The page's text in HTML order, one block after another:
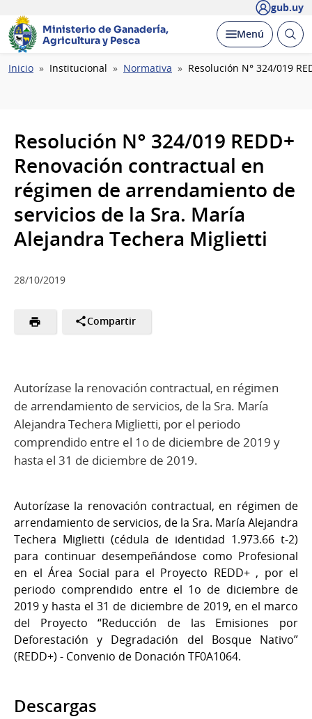
gub.uy
Ministerio de Ganadería,
Agricultura y Pesca
Desplegar
Menú Abrir
Ruta
Inicio Institucional Normativa Resolución N° 324/019
Resolución N° 324/019 REDD+
Renovación contractual en
régimen de arrendamiento de
servicios de la Sra. María
Alejandra Techera Miglietti
28/10/2019
Compartir
Autorízase la renovación contractual, en régimen
de arrendamiento de servicios, de la Sra. María
Alejandra Techera Miglietti, por el periodo
comprendido entre el 1o de diciembre de 2019 y
hasta el 31 de diciembre de 2019.
Autorízase la renovación contractual, en régimen de
arrendamiento de servicios, de la Sra. María Alejandra
Techera Miglietti (cédula de identidad 1.973.66 t-2)
para continuar desempeñándose como Profesional
en el Área Social para el Proyecto REDD+ , por el
periodo comprendido entre el 1o de diciembre de
2019 y hasta el 31 de diciembre de 2019, en el marco
del Proyecto “Reducción de las Emisiones por
Deforestación y Degradación del Bosque Nativo”
(REDD+) - Convenio de Donación TF0A1064.
Descargas